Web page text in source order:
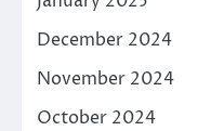
December 2024
November 2024
October 2024